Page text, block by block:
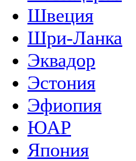
Швеция
Шри-Ланка
Эквадор
Эстония
Эфиопия
ЮАР
Япония